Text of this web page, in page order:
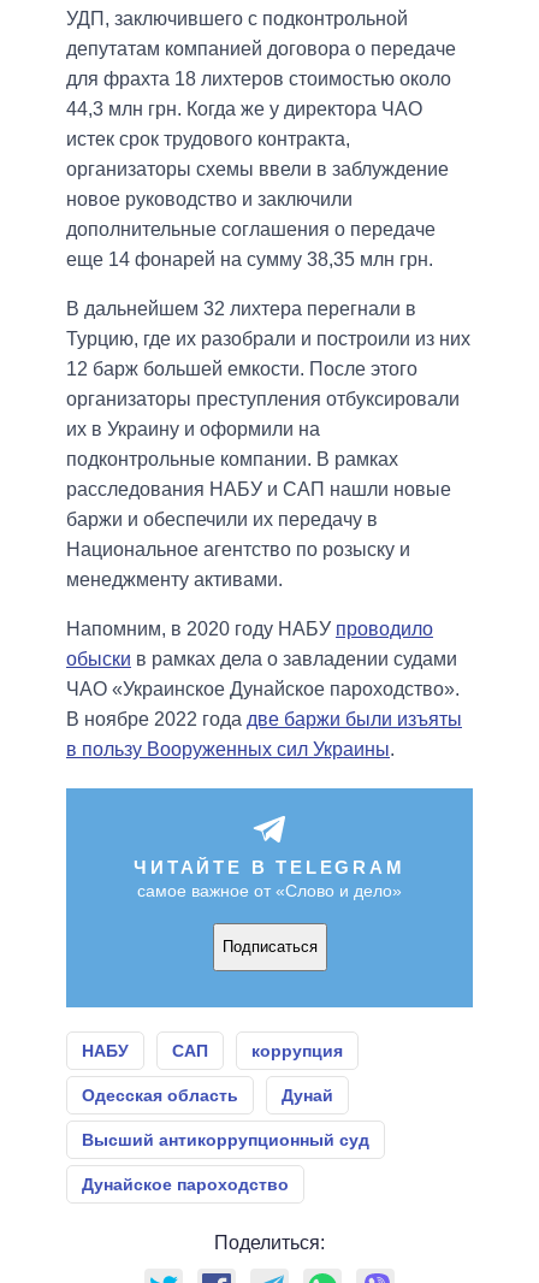
УДП, заключившего с подконтрольной
депутатам компанией договора о передаче
для фрахта 18 лихтеров стоимостью около
44,3 млн грн. Когда же у директора ЧАО
истек срок трудового контракта,
организаторы схемы ввели в заблуждение
новое руководство и заключили
дополнительные соглашения о передаче
еще 14 фонарей на сумму 38,35 млн грн.
В дальнейшем 32 лихтера перегнали в
Турцию, где их разобрали и построили из них
12 барж большей емкости. После этого
организаторы преступления отбуксировали
их в Украину и оформили на
подконтрольные компании. В рамках
расследования НАБУ и САП нашли новые
баржи и обеспечили их передачу в
Национальное агентство по розыску и
менеджменту активами.
Напомним, в 2020 году НАБУ проводило
обыски в рамках дела о завладении судами
ЧАО «Украинское Дунайское пароходство».
В ноябре 2022 года две баржи были изъяты
в пользу Вооруженных сил Украины.
ЧИТАЙТЕ В TELEGRAM
самое важное от «Слово и дело»
Подписаться
НАБУ САП коррупция
Одесская область Дунай
Высший антикоррупционный суд
Дунайское пароходство
Поделиться: